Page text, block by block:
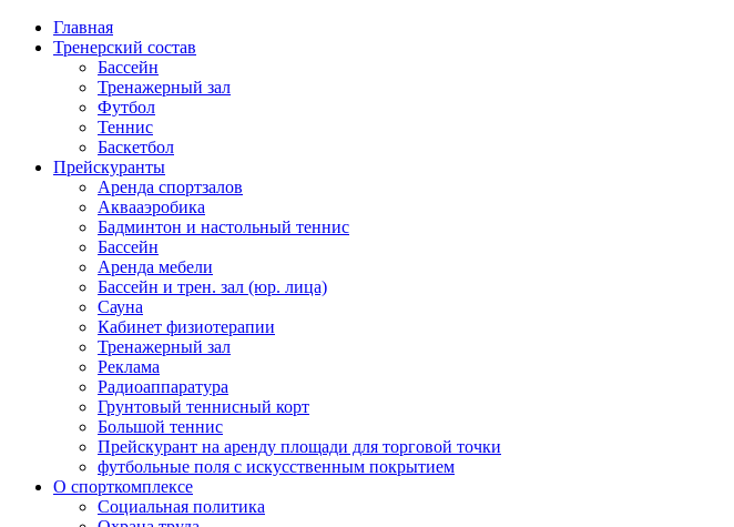
Главная
Тренерский состав
Бассейн
Тренажерный зал
Футбол
Теннис
Баскетбол
Прейскуранты
Аренда спортзалов
Аквааэробика
Бадминтон и настольный теннис
Бассейн
Аренда мебели
Бассейн и трен. зал (юр. лица)
Сауна
Кабинет физиотерапии
Тренажерный зал
Реклама
Радиоаппаратура
Грунтовый теннисный корт
Большой теннис
Прейскурант на аренду площади для торговой точки
футбольные поля с искусственным покрытием
О спорткомплексе
Социальная политика